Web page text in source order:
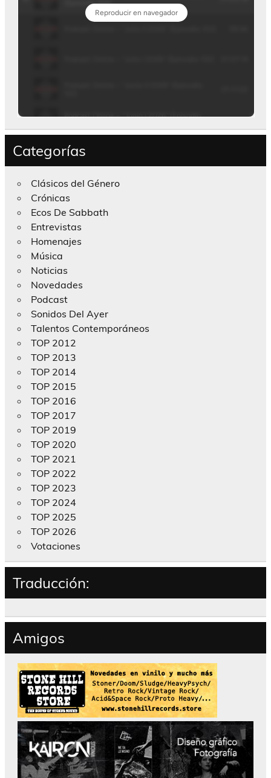
Categorías
Clásicos del Género
Crónicas
Ecos De Sabbath
Entrevistas
Homenajes
Música
Noticias
Novedades
Podcast
Sonidos Del Ayer
Talentos Contemporáneos
TOP 2012
TOP 2013
TOP 2014
TOP 2015
TOP 2016
TOP 2017
TOP 2019
TOP 2020
TOP 2021
TOP 2022
TOP 2023
TOP 2024
TOP 2025
TOP 2026
Votaciones
Traducción:
Amigos